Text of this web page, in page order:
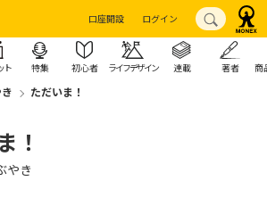
口座開設 ログイン
ト 特集 初心者 ライフデザイン 連載 著者 商
ただいま！
！
やき